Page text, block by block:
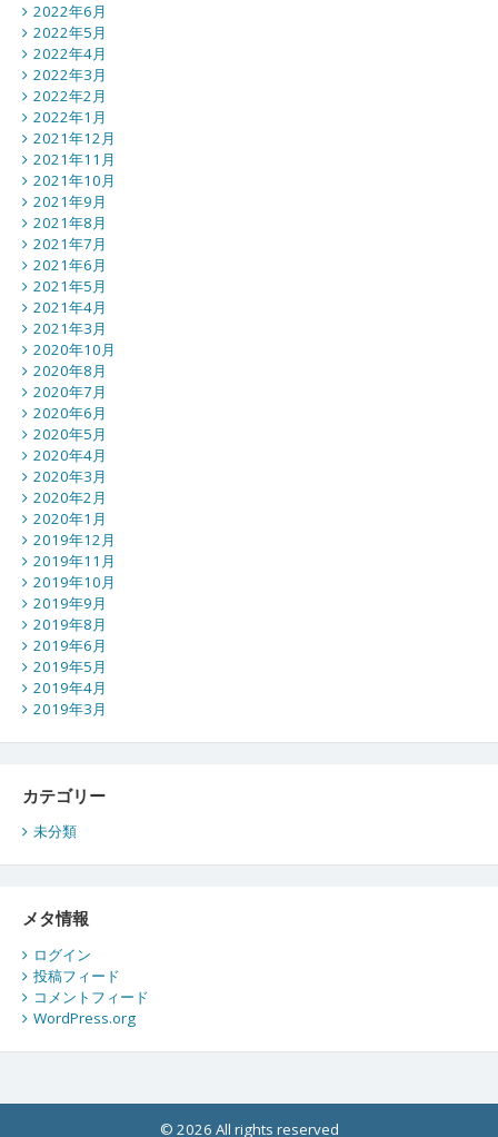
2022年6月
2022年5月
2022年4月
2022年3月
2022年2月
2022年1月
2021年12月
2021年11月
2021年10月
2021年9月
2021年8月
2021年7月
2021年6月
2021年5月
2021年4月
2021年3月
2020年10月
2020年8月
2020年7月
2020年6月
2020年5月
2020年4月
2020年3月
2020年2月
2020年1月
2019年12月
2019年11月
2019年10月
2019年9月
2019年8月
2019年6月
2019年5月
2019年4月
2019年3月
カテゴリー
未分類
メタ情報
ログイン
投稿フィード
コメントフィード
WordPress.org
© 2026 All rights reserved